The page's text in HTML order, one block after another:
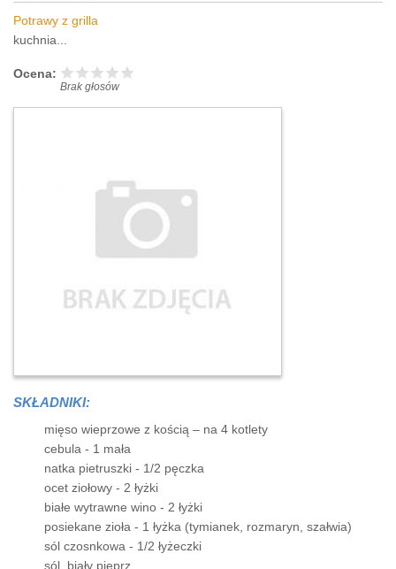
Potrawy z grilla
kuchnia...
Ocena:
Brak głosów
SKŁADNIKI:
mięso wieprzowe z kością – na 4 kotlety
cebula - 1 mała
natka pietruszki - 1/2 pęczka
ocet ziołowy - 2 łyżki
białe wytrawne wino - 2 łyżki
posiekane zioła - 1 łyżka (tymianek, rozmaryn, szałwia)
sól czosnkowa - 1/2 łyżeczki
sól, biały pieprz